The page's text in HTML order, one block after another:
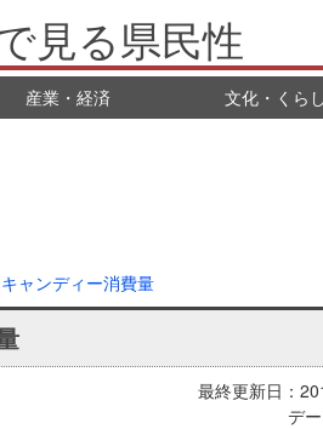
見る県民性
産業・経済 文化・くら
キャンディー消費量
最終更新日：
デ